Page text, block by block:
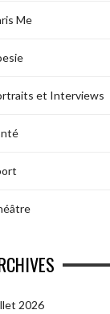
Me
et Interviews
2026